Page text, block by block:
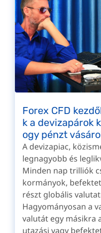
Forex CFD
k a devizapárok
ogy pénzt
A devizapiac,
legnagyobb és
Minden nap trilliók
kormányok,
részt globális
Hagyományosan a
valutát egy másikra
utazási vagy